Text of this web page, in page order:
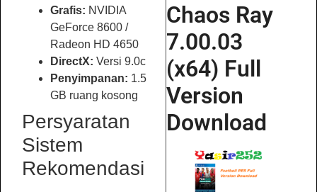
Grafis: NVIDIA
GeForce 8600 /
Radeon HD 4650
DirectX: Versi 9.0c
Penyimpanan: 1.5
GB ruang kosong
Persyaratan
Sistem
Rekomendasi
Chaos Ray
7.00.03
(x64) Full
Version
Download